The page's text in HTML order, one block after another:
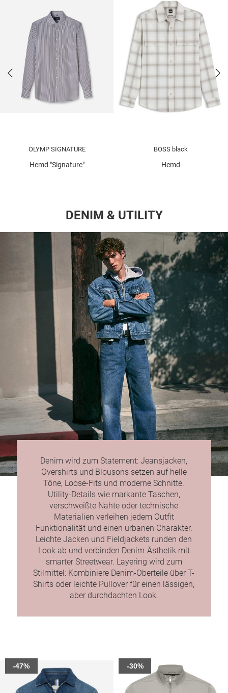
OLYMP SIGNATURE
Hemd "Signature"
BOSS black
Hemd
DENIM & UTILITY
Denim wird zum Statement: Jeansjacken,
Overshirts und Blousons setzen auf helle
Töne, Loose-Fits und moderne Schnitte.
Utility-Details wie markante Taschen,
verschweißte Nähte oder technische
Materialien verleihen jedem Outfit
Funktionalität und einen urbanen Charakter.
Leichte Jacken und Fieldjackets runden den
Look ab und verbinden Denim-Ästhetik mit
smarter Streetwear. Layering wird zum
Stilmittel: Kombiniere Denim-Oberteile über T-
Shirts oder leichte Pullover für einen lässigen,
aber durchdachten Look.
-47% -30%